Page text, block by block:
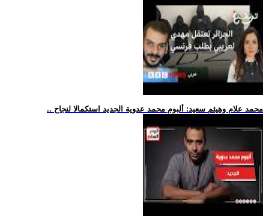
.. محمد علام وهيثم سعيد: ألبوم محمد عدوية الجديد استكمالا لنجاح